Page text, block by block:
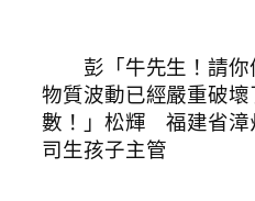
彭「牛先生！請你
物質波動已經嚴重破
數！」松輝 福建省漳
司生孩子主管